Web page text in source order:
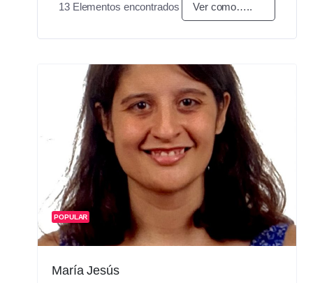
13Elementos encontrados Ver como…..
POPULAR
María Jesús